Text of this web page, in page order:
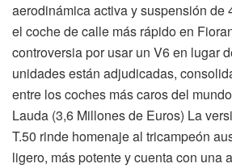
aerodinámica activa y suspensión de
el coche de calle más rápido en
controversia por usar un V6 en lugar
unidades están adjudicadas,
entre los coches más caros del
Lauda (3,6 Millones de Euros) La
T.50 rinde homenaje al tricampeón
ligero, más potente y cuenta con una